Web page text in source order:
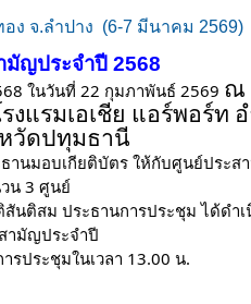
ง จ.ลำปาง (6-7 มีนาคม 2569)
มัญประจำปี 2568
ในวันที่ 22 กุมภาพันธ์ 2569 ณ
รงแรมเอเชีย แอร์พอร์ท
วัดปทุมธานี
านมอบเกียติบัตร ให้กับศูนย์ประส
น 3 ศูนย์
นติสม ประธานการประชุม ได้ดำเ
ามัญประจำปี
รประชุมในเวลา 13.00 น.